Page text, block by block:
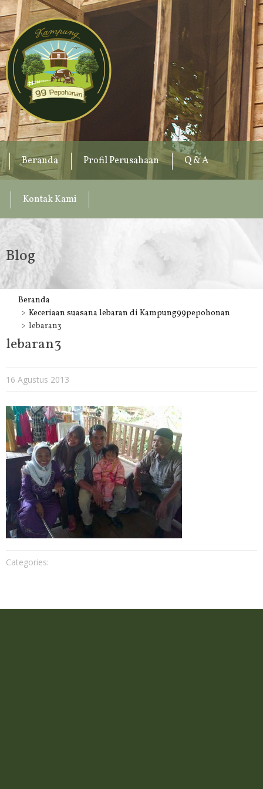
Beranda Profil Perusahaan Q & A
Kontak Kami
Blog
Beranda
Keceriaan suasana lebaran di Kampung99pepohonan
lebaran3
lebaran3
16 Agustus 2013
Categories: